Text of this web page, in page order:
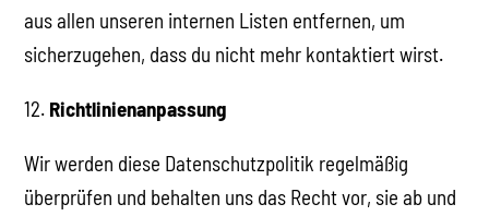
aus allen unseren internen Listen entfernen, um
sicherzugehen, dass du nicht mehr kontaktiert wirst.
12. Richtlinienanpassung
Wir werden diese Datenschutzpolitik regelmäßig
überprüfen und behalten uns das Recht vor, sie ab und